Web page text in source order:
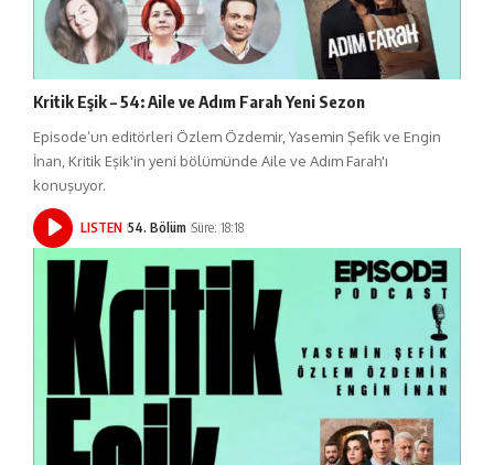
Kritik Eşik – 54: Aile ve Adım Farah Yeni Sezon
Episode’un editörleri Özlem Özdemir, Yasemin Şefik ve Engin
İnan, Kritik Eşik'in yeni bölümünde Aile ve Adım Farah'ı
konuşuyor.
LISTEN 54. Bölüm Süre: 18:18